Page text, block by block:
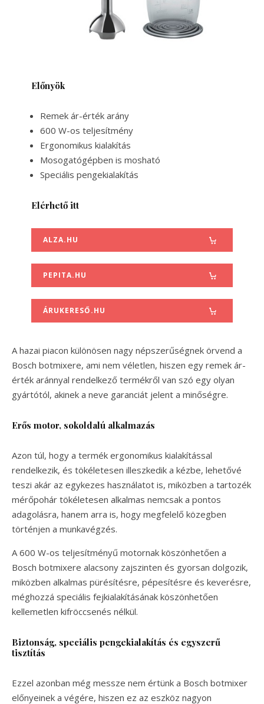
Előnyök
Remek ár-érték arány
600 W-os teljesítmény
Ergonomikus kialakítás
Mosogatógépben is mosható
Speciális pengekialakítás
Elérhető itt
ALZA.HU
PEPITA.HU
ÁRUKERESŐ.HU
A hazai piacon különösen nagy népszerűségnek örvend a
Bosch botmixere, ami nem véletlen, hiszen egy remek ár-
érték aránnyal rendelkező termékről van szó egy olyan
gyártótól, akinek a neve garanciát jelent a minőségre.
Erős motor, sokoldalú alkalmazás
Azon túl, hogy a termék ergonomikus kialakítással
rendelkezik, és tökéletesen illeszkedik a kézbe, lehetővé
teszi akár az egykezes használatot is, miközben a tartozék
mérőpohár tökéletesen alkalmas nemcsak a pontos
adagolásra, hanem arra is, hogy megfelelő közegben
történjen a munkavégzés.
A 600 W-os teljesítményű motornak köszönhetően a
Bosch botmixere alacsony zajszinten és gyorsan dolgozik,
miközben alkalmas pürésítésre, pépesítésre és keverésre,
méghozzá speciális fejkialakításának köszönhetően
kellemetlen kifröccsenés nélkül.
Biztonság, speciális pengekialakítás és egyszerű
tisztítás
Ezzel azonban még messze nem értünk a Bosch botmixer
előnyeinek a végére, hiszen ez az eszköz nagyon